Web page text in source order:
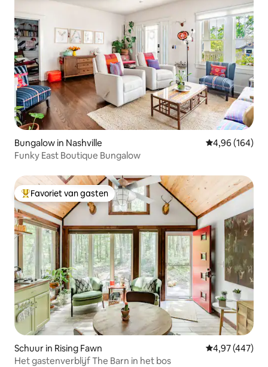
Bungalow in Nashville Gemiddelde
4,96 (164)
Funky East Boutique Bungalow
Topfavoriet van gasten
Favoriet van gasten
Schuur in Rising Fawn Gemiddelde
4,97 (447)
Het gastenverblijf The Barn in het bos